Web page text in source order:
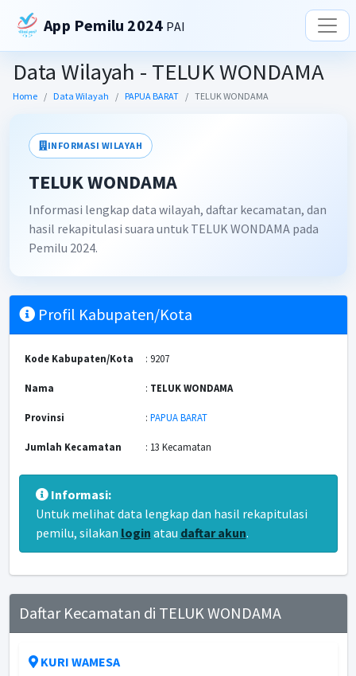
App Pemilu 2024 PAI
Data Wilayah - TELUK WONDAMA
Home Data Wilayah PAPUA BARAT TELUK WONDAMA
INFORMASI WILAYAH
TELUK WONDAMA
Informasi lengkap data wilayah, daftar kecamatan, dan
hasil rekapitulasi suara untuk TELUK WONDAMA pada
Pemilu 2024.
Profil Kabupaten/Kota
Kode Kabupaten/Kota : 9207
Nama : TELUK WONDAMA
Provinsi : PAPUA BARAT
Jumlah Kecamatan : 13 Kecamatan
Informasi:
Untuk melihat data lengkap dan hasil rekapitulasi
pemilu, silakan login atau daftar akun.
Daftar Kecamatan di TELUK WONDAMA
KURI WAMESA